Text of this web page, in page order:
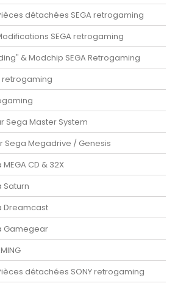
détachées SEGA retrogaming
SEGA retrogaming
& Modchip SEGA Retrogaming
retrogaming
Sega Master System
Sega Megadrive / Genesis
CD & 32X
Saturn
Dreamcast
Gamegear
détachées SONY retrogaming